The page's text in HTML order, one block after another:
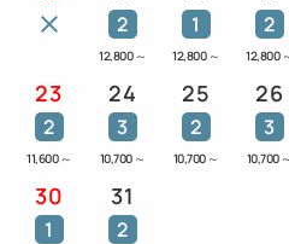
2
12,800 ～
1
12,800 ～
2
12,800
23
2
11,600 ～
24
3
10,700 ～
25
2
10,700 ～
26
3
10,700 ～
30
1
31
2